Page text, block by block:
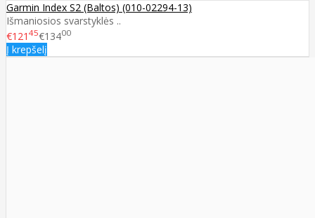
Garmin Index S2 (Baltos) (010-02294-13)
Išmaniosios svarstyklės ..
€121 45€13400
Į krepšelį